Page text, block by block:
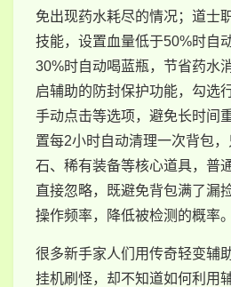
免出现药水耗尽的情况；道士
技能，设置血量低于50%时自
30%时自动喝蓝瓶，节省药水
启辅助的防封保护功能，勾选
手动点击等选项，避免长时间
置每2小时自动清理一次背包
石、稀有装备等核心道具，普
直接忽略，既避免背包满了漏
操作频率，降低被检测的概率。
很多新手家人们用传奇轻变辅
挂机刷怪，却不知道如何利用